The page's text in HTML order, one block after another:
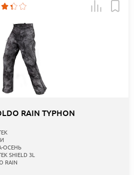
RAIN TYPHON
ОСЕНЬ
SHIELD 3L
RAIN